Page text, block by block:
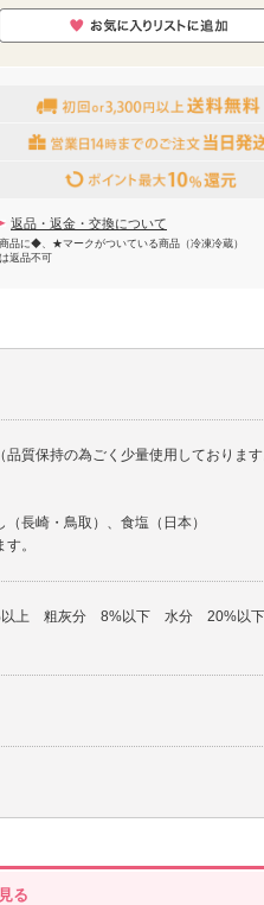
返品・返金・交換について
商品に◆、★マークがついている商品（冷凍冷蔵）
は返品不可
質保持の為ごく少量使用しております
長崎・鳥取）、食塩（日本）
。
上 粗灰分 8%以下 水分 20%以
る